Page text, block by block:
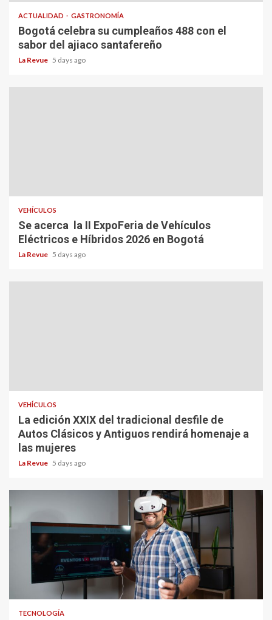
ACTUALIDAD GASTRONOMÍA
Bogotá celebra su cumpleaños 488 con el
sabor del ajiaco santafereño
La Revue 5 days ago
VEHÍCULOS
Se acerca la II ExpoFeria de Vehículos
Eléctricos e Híbridos 2026 en Bogotá
La Revue 5 days ago
VEHÍCULOS
La edición XXIX del tradicional desfile de
Autos Clásicos y Antiguos rendirá homenaje a
las mujeres
La Revue 5 days ago
TECNOLOGÍA